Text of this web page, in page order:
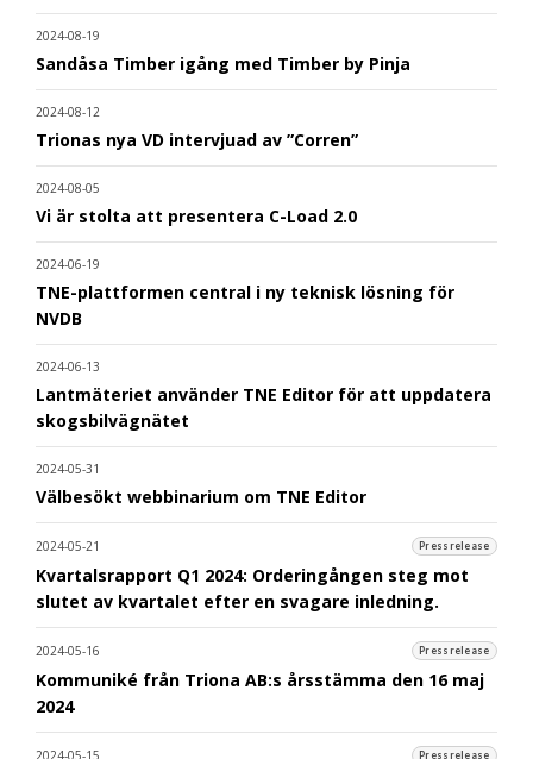
2024-08-19
Sandåsa Timber igång med Timber by Pinja
2024-08-12
Trionas nya VD intervjuad av ”Corren”
2024-08-05
Vi är stolta att presentera C-Load 2.0
2024-06-19
TNE-plattformen central i ny teknisk lösning för
NVDB
2024-06-13
Lantmäteriet använder TNE Editor för att uppdatera
skogsbilvägnätet
2024-05-31
Välbesökt webbinarium om TNE Editor
2024-05-21 Pressrelease
Kvartalsrapport Q1 2024: Orderingången steg mot
slutet av kvartalet efter en svagare inledning.
2024-05-16 Pressrelease
Kommuniké från Triona AB:s årsstämma den 16 maj
2024
Pressrelease